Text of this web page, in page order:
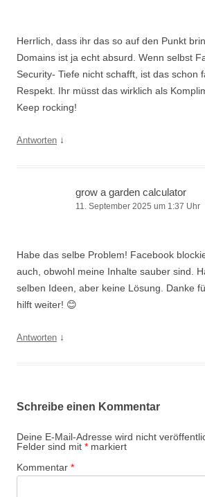
Herrlich, dass ihr das so auf den Punkt
Domains ist ja echt absurd. Wenn selbst
Security- Tiefe nicht schafft, ist das schon
Respekt. Ihr müsst das wirklich als
Keep rocking!
Antworten ↓
grow a garden calculator
11. September 2025 um 1:37 Uhr
Habe das selbe Problem! Facebook
auch, obwohl meine Inhalte sauber sind.
selben Ideen, aber keine Lösung. Danke
hilft weiter! 😊
Antworten ↓
Schreibe einen Kommentar
Deine E-Mail-Adresse wird nicht
Felder sind mit * markiert
Kommentar *